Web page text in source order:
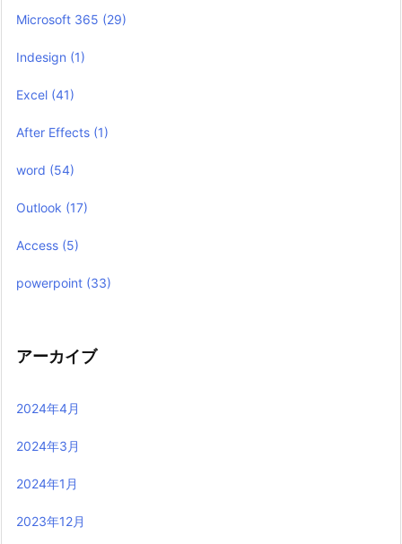
Microsoft 365 (29)
Indesign (1)
Excel (41)
After Effects (1)
word (54)
Outlook (17)
Access (5)
powerpoint (33)
アーカイブ
2024年4月
2024年3月
2024年1月
2023年12月